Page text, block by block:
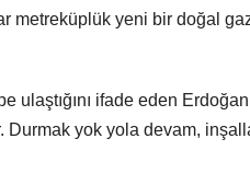
yeni bir doğal gaz
ifade eden
Durmak yok yola devam,